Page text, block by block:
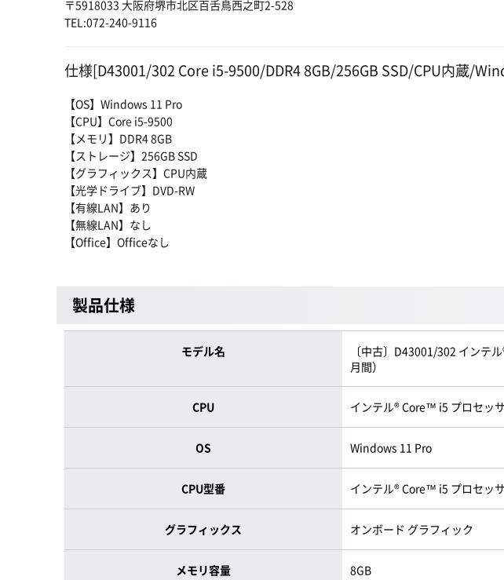
〒5918033 大阪府堺市北区百舌鳥西之町2-528
TEL:072-240-9116
仕様[D43001/302 Core i5-9500/DDR4 8GB/256GB SSD/CPU内蔵/
【OS】Windows 11 Pro
【CPU】Core i5-9500
【メモリ】DDR4 8GB
【ストレージ】256GB SSD
【グラフィックス】CPU内蔵
【光学ドライブ】DVD-RW
【有線LAN】あり
【無線LAN】なし
【Office】Officeなし
製品仕様
モデル名
〔中古〕D43001/302 インテ
月間）
CPU インテル® Core™ i5 プロセッ
OS Windows 11 Pro
CPU型番 インテル® Core™ i5 プロセッ
グラフィックス オンボード グラフィック
メモリ容量 8GB